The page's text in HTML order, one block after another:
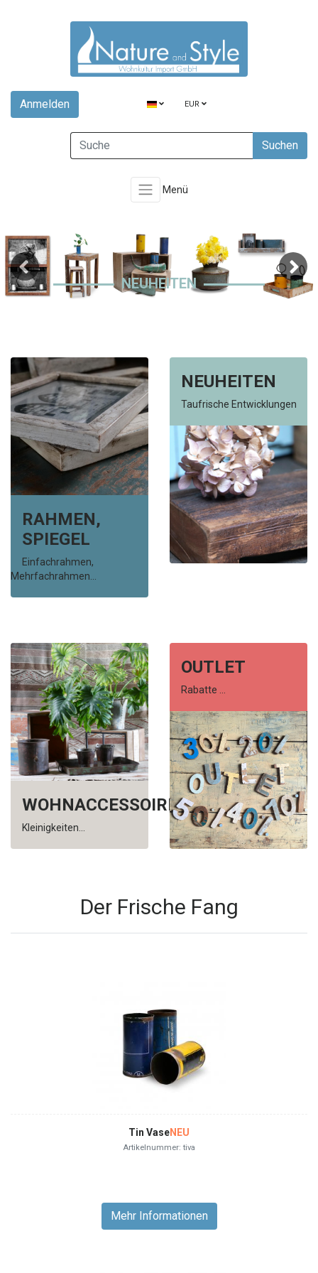
Anmelden EUR
Suchen
Menü
NEUHEITEN
Previous Next
RAHMEN,
SPIEGEL
Einfachrahmen,
Mehrfachrahmen...
NEUHEITEN
Taufrische Entwicklungen
WOHNACCESSOIRES
Kleinigkeiten...
OUTLET
Rabatte ...
Der Frische Fang
Tin VaseNEU
Artikelnummer: tiva
Mehr Informationen